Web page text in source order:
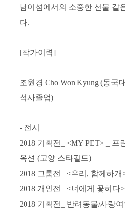
남이섬에서의 소중한 선물 같
다.
[작가이력]
조원경 Cho Won Kyung (동국
석사졸업)
- 전시
2018 기획전 _ <MY PET> _ 프
옥션 (고양 스타필드)
2018 그룹전 _ <우리 , 함께하개
2018 개인전 _ <너에게 꽃히다
2018 기획전 반려동물/사랑여